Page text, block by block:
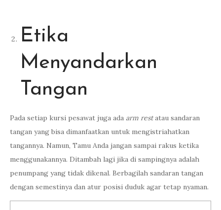
Etika
Menyandarkan
Tangan
Pada setiap kursi pesawat juga ada arm restatau sandaran
tangan yang bisa dimanfaatkan untuk mengistriahatkan
tangannya. Namun, Tamu Anda jangan sampai rakus ketika
menggunakannya. Ditambah lagi jika di sampingnya adalah
penumpang yang tidak dikenal. Berbagilah sandaran tangan
dengan semestinya dan atur posisi duduk agar tetap nyaman.